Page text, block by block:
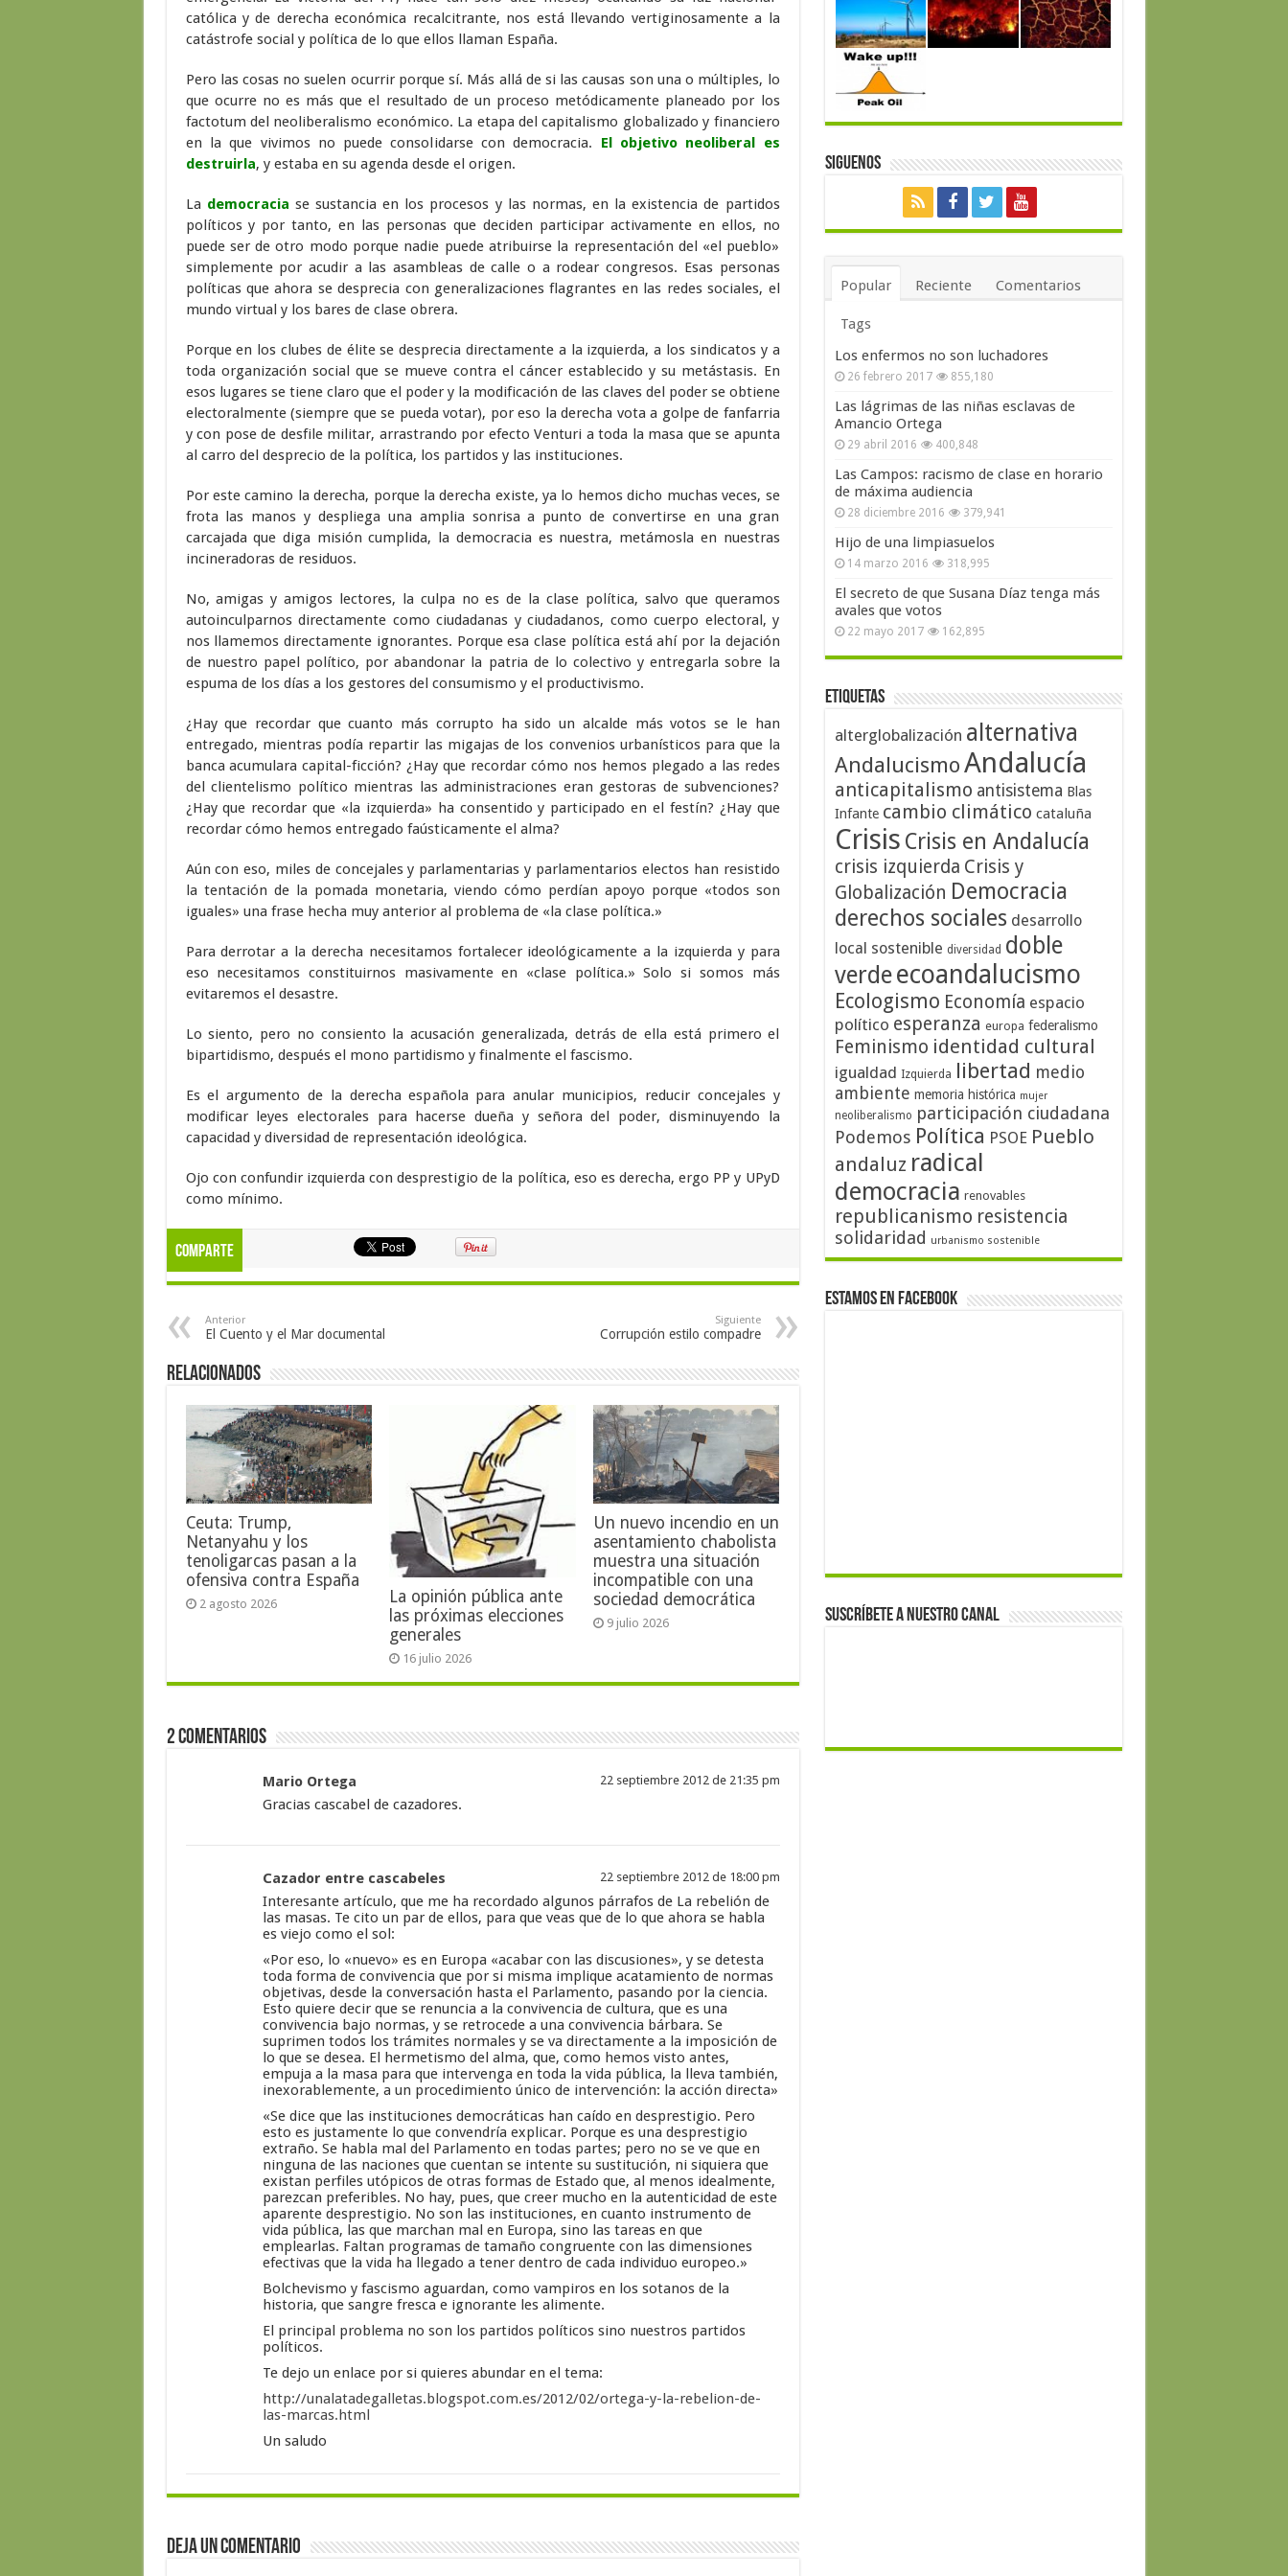
católica y de derecha económica recalcitrante, nos está llevando vertiginosamente a la
catástrofe social y política de lo que ellos llaman España.
Pero las cosas no suelen ocurrir porque sí. Más allá de si las causas son una o múltiples, lo
que ocurre no es más que el resultado de un proceso metódicamente planeado por los
factotum del neoliberalismo económico. La etapa del capitalismo globalizado y financiero
en la que vivimos no puede consolidarse con democracia. El objetivo neoliberal es
destruirla, y estaba en su agenda desde el origen.
La democracia se sustancia en los procesos y las normas, en la existencia de partidos
políticos y por tanto, en las personas que deciden participar activamente en ellos, no
puede ser de otro modo porque nadie puede atribuirse la representación del «el pueblo»
simplemente por acudir a las asambleas de calle o a rodear congresos. Esas personas
políticas que ahora se desprecia con generalizaciones flagrantes en las redes sociales, el
mundo virtual y los bares de clase obrera.
Porque en los clubes de élite se desprecia directamente a la izquierda, a los sindicatos y a
toda organización social que se mueve contra el cáncer establecido y su metástasis. En
esos lugares se tiene claro que el poder y la modificación de las claves del poder se obtiene
electoralmente (siempre que se pueda votar), por eso la derecha vota a golpe de fanfarria
y con pose de desfile militar, arrastrando por efecto Venturi a toda la masa que se apunta
al carro del desprecio de la política, los partidos y las instituciones.
Por este camino la derecha, porque la derecha existe, ya lo hemos dicho muchas veces, se
frota las manos y despliega una amplia sonrisa a punto de convertirse en una gran
carcajada que diga misión cumplida, la democracia es nuestra, metámosla en nuestras
incineradoras de residuos.
No, amigas y amigos lectores, la culpa no es de la clase política, salvo que queramos
autoinculparnos directamente como ciudadanas y ciudadanos, como cuerpo electoral, y
nos llamemos directamente ignorantes. Porque esa clase política está ahí por la dejación
de nuestro papel político, por abandonar la patria de lo colectivo y entregarla sobre la
espuma de los días a los gestores del consumismo y el productivismo.
¿Hay que recordar que cuanto más corrupto ha sido un alcalde más votos se le han
entregado, mientras podía repartir las migajas de los convenios urbanísticos para que la
banca acumulara capital-ficción? ¿Hay que recordar cómo nos hemos plegado a las redes
del clientelismo político mientras las administraciones eran gestoras de subvenciones?
¿Hay que recordar que «la izquierda» ha consentido y participado en el festín? ¿Hay que
recordar cómo hemos entregado faústicamente el alma?
Aún con eso, miles de concejales y parlamentarias y parlamentarios electos han resistido
la tentación de la pomada monetaria, viendo cómo perdían apoyo porque «todos son
iguales» una frase hecha muy anterior al problema de «la clase política.»
Para derrotar a la derecha necesitamos fortalecer ideológicamente a la izquierda y para
eso necesitamos constituirnos masivamente en «clase política.» Solo si somos más
evitaremos el desastre.
Lo siento, pero no consiento la acusación generalizada, detrás de ella está primero el
bipartidismo, después el mono partidismo y finalmente el fascismo.
Es el argumento de la derecha española para anular municipios, reducir concejales y
modificar leyes electorales para hacerse dueña y señora del poder, disminuyendo la
capacidad y diversidad de representación ideológica.
Ojo con confundir izquierda con desprestigio de la política, eso es derecha, ergo PP y UPyD
como mínimo.
Comparte
Anterior
El Cuento y el Mar documental
Siguiente
Corrupción estilo compadre
Relacionados
Ceuta: Trump,
Netanyahu y los
tenoligarcas pasan a la
ofensiva contra España
2 agosto 2026
La opinión pública ante
las próximas elecciones
generales
16 julio 2026
Un nuevo incendio en un
asentamiento chabolista
muestra una situación
incompatible con una
sociedad democrática
9 julio 2026
2 Comentarios
Mario Ortega 22 septiembre 2012 de 21:35 pm
Gracias cascabel de cazadores.
Cazador entre cascabeles 22 septiembre 2012 de 18:00 pm
Interesante artículo, que me ha recordado algunos párrafos de La rebelión de
las masas. Te cito un par de ellos, para que veas que de lo que ahora se habla
es viejo como el sol:
«Por eso, lo «nuevo» es en Europa «acabar con las discusiones», y se detesta
toda forma de convivencia que por si misma implique acatamiento de normas
objetivas, desde la conversación hasta el Parlamento, pasando por la ciencia.
Esto quiere decir que se renuncia a la convivencia de cultura, que es una
convivencia bajo normas, y se retrocede a una convivencia bárbara. Se
suprimen todos los trámites normales y se va directamente a la imposición de
lo que se desea. El hermetismo del alma, que, como hemos visto antes,
empuja a la masa para que intervenga en toda la vida pública, la lleva también,
inexorablemente, a un procedimiento único de intervención: la acción directa»
«Se dice que las instituciones democráticas han caído en desprestigio. Pero
esto es justamente lo que convendría explicar. Porque es una desprestigio
extraño. Se habla mal del Parlamento en todas partes; pero no se ve que en
ninguna de las naciones que cuentan se intente su sustitución, ni siquiera que
existan perfiles utópicos de otras formas de Estado que, al menos idealmente,
parezcan preferibles. No hay, pues, que creer mucho en la autenticidad de este
aparente desprestigio. No son las instituciones, en cuanto instrumento de
vida pública, las que marchan mal en Europa, sino las tareas en que
emplearlas. Faltan programas de tamaño congruente con las dimensiones
efectivas que la vida ha llegado a tener dentro de cada individuo europeo.»
Bolchevismo y fascismo aguardan, como vampiros en los sotanos de la
historia, que sangre fresca e ignorante les alimente.
El principal problema no son los partidos políticos sino nuestros partidos
políticos.
Te dejo un enlace por si quieres abundar en el tema:
http://unalatadegalletas.blogspot.com.es/2012/02/ortega-y-la-rebelion-de-
las-marcas.html
Un saludo
Deja un comentario
Siguenos
Popular Reciente Comentarios
Tags
Los enfermos no son luchadores
26 febrero 2017 855,180
Las lágrimas de las niñas esclavas de
Amancio Ortega
29 abril 2016 400,848
Las Campos: racismo de clase en horario
de máxima audiencia
28 diciembre 2016 379,941
Hijo de una limpiasuelos
14 marzo 2016 318,995
El secreto de que Susana Díaz tenga más
avales que votos
22 mayo 2017 162,895
Etiquetas
alterglobalización alternativa
AndalucismoAndalucía
anticapitalismo antisistema Blas
Infante cambio climático cataluña
Crisis Crisis en Andalucía
crisis izquierda Crisis y
Globalización Democracia
derechos sociales desarrollo
local sostenible diversidad doble
verdeecoandalucismo
Ecologismo Economía espacio
político esperanza europa federalismo
Feminismo identidad cultural
igualdad Izquierda libertad medio
ambiente memoria histórica mujer
neoliberalismo participación ciudadana
Podemos Política PSOE Pueblo
andaluz radical
democracia renovables
republicanismo resistencia
solidaridad urbanismo sostenible
Estamos en Facebook
Suscríbete a nuestro canal